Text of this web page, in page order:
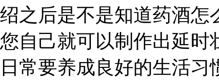
绍之后是不是知道药酒怎
您自己就可以制作出延时
日常要养成良好的生活